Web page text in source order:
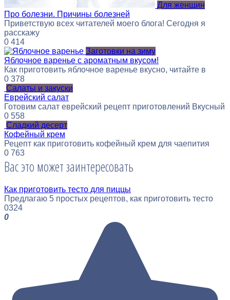
Для женщин
Про болезни. Причины болезней
Приветствую всех читателей моего блога! Сегодня я
расскажу
0 414
Заготовки на зиму
Яблочное варенье с ароматным вкусом!
Как приготовить яблочное варенье вкусно, читайте в
0 378
Салаты и закуски
Еврейский салат
Готовим салат еврейский рецепт приготовлений Вкусный
0 558
Сладкий десерт
Кофейный крем
Рецепт как приготовить кофейный крем для чаепития
0 763
Вас это может заинтересовать
Как приготовить тесто для пиццы
Предлагаю 5 простых рецептов, как приготовить тесто
0324
0